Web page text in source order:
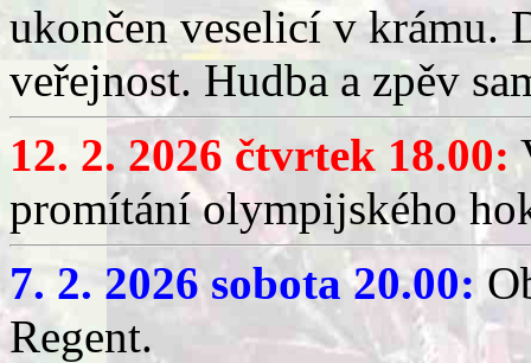
ukončen veselicí v krámu.
veřejnost. Hudba a zpěv
12. 2. 2026 čtvrtek 18.00:
promítání olympijského
7. 2. 2026 sobota 20.00:
Regent.